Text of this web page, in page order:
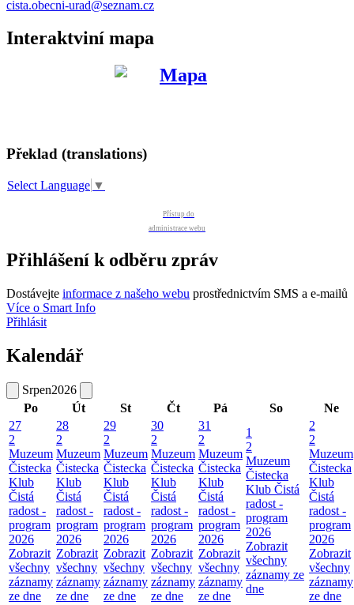
cista.obecni-urad@seznam.cz
Interaktviní mapa
Překlad (translations)
Select Language ▼
Přístup do
administrace webu
Přihlášení k odběru zpráv
Dostávejte informace z našeho webu prostřednictvím SMS a e-mailů
Více o Smart Info
Přihlásit
Kalendář
Srpen2026
Po
Út St Čt Pá So
Ne
27
2
Muzeum
Čistecka
Klub
Čistá
radost -
program
2026
Zobrazit
všechny
záznamy
ze dne
28
2
Muzeum
Čistecka
Klub
Čistá
radost -
program
2026
Zobrazit
všechny
záznamy
ze dne
29
2
Muzeum
Čistecka
Klub
Čistá
radost -
program
2026
Zobrazit
všechny
záznamy
ze dne
30
2
Muzeum
Čistecka
Klub
Čistá
radost -
program
2026
Zobrazit
všechny
záznamy
ze dne
31
2
Muzeum
Čistecka
Klub
Čistá
radost -
program
2026
Zobrazit
všechny
záznamy
ze dne
1
2
Muzeum
Čistecka
Klub Čistá
radost -
program
2026
Zobrazit
všechny
záznamy ze
dne
2
2
Muzeum
Čistecka
Klub
Čistá
radost -
program
2026
Zobrazit
všechny
záznamy
ze dne